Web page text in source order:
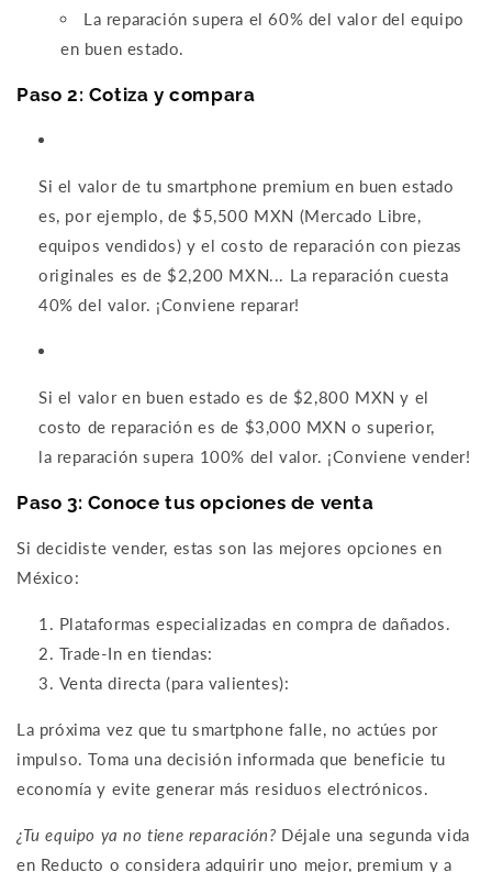
La reparación supera el 60% del valor del equipo
en buen estado.
Paso 2: Cotiza y compara
Si el valor de tu smartphone premium en buen estado
es, por ejemplo, de $5,500 MXN (Mercado Libre,
equipos vendidos) y el costo de reparación con piezas
originales es de $2,200 MXN... La reparación cuesta
40% del valor. ¡Conviene reparar!
Si el valor en buen estado es de $2,800 MXN y el
costo de reparación es de $3,000 MXN o superior,
la reparación supera 100% del valor. ¡Conviene vender!
Paso 3: Conoce tus opciones de venta
Si decidiste vender, estas son las mejores opciones en
México:
Plataformas especializadas en compra de dañados.
Trade-In en tiendas:
Venta directa (para valientes):
La próxima vez que tu smartphone falle, no actúes por
impulso. Toma una decisión informada que beneficie tu
economía y evite generar más residuos electrónicos.
¿Tu equipo ya no tiene reparación? Déjale una segunda vida
en Reducto o considera adquirir uno mejor, premium y a